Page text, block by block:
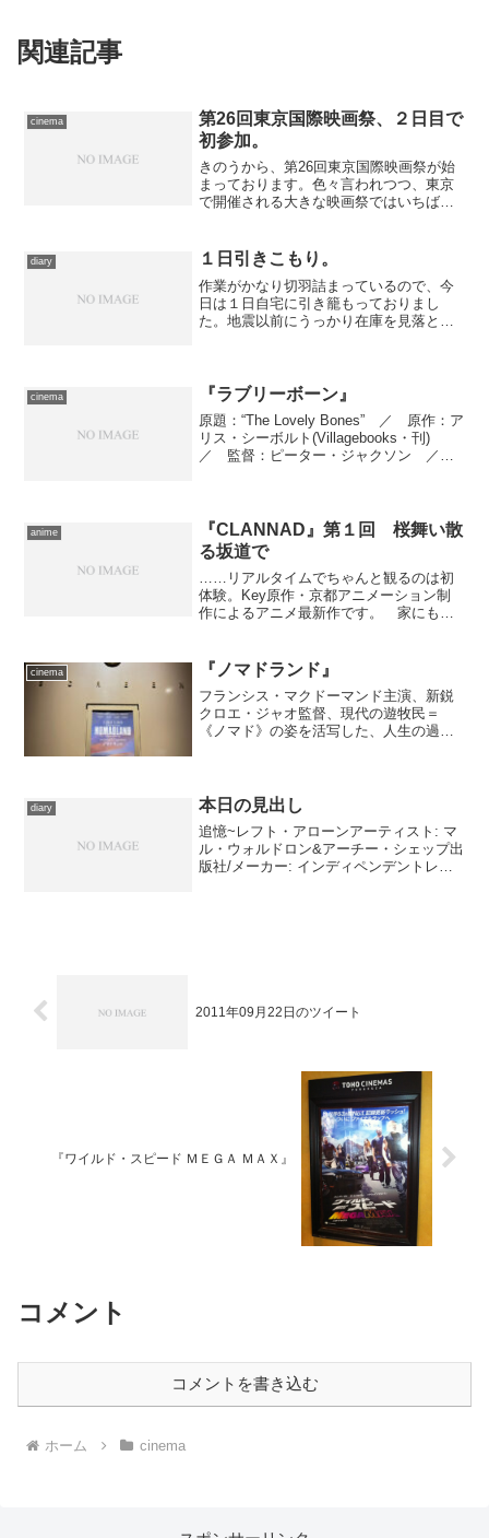
関連記事
cinema
第26回東京国際映画祭、２日目で
初参加。
きのうから、第26回東京国際映画祭が始
まっております。色々言われつつ、東京
で開催される大きな映画祭ではいちばん
作品のチケットを予め確保しているの
で、相変わらずバタバタし...
diary １日引きこもり。
作業がかなり切羽詰まっているので、今
日は１日自宅に引き籠もっておりまし
た。地震以前にうっかり在庫を見落とし
で、補充できるまでは先日別の...
cinema 『ラブリーボーン』
原題：“The Lovely Bones” ／ 原作：ア
リス・シーボルト(Villagebooks・刊)
／ 監督：ピーター・ジャクソン ／
anime
『CLANNAD』第１回 桜舞い散
る坂道で
……リアルタイムでちゃんと観るのは初
体験。Key原作・京都アニメーション制
作によるアニメ最新作です。 家にも学
だった岡崎朋也。遅刻した朝、学校に向
かう坂道の途中で、小声...
cinema 『ノマドランド』
フランシス・マクドーマンド主演、新鋭
クロエ・ジャオ監督、現代の遊牧民＝
《ノマド》の姿を活写した、人生の過酷
diary 本日の見出し
追憶~レフト・アローンアーティスト: マ
ル・ウォルドロン&アーチー・シェップ出
版社/メーカー: インディペンデントレー
2011年09月22日のツイート
『ワイルド・スピード ＭＥＧＡ ＭＡＸ』
コメント
コメントを書き込む
ホーム cinema